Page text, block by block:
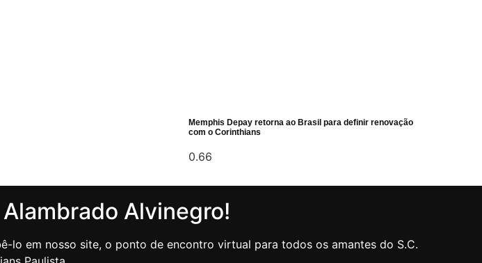
Memphis Depay retorna ao Brasil para definir renovação
com o Corinthians
Alvinegro!
lo em nosso site, o ponto de encontro virtual para todos os amantes do S.C.